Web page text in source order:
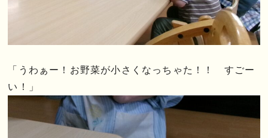
「うわぁー！お野菜が小さくなっちゃた！！ すごー
い！」